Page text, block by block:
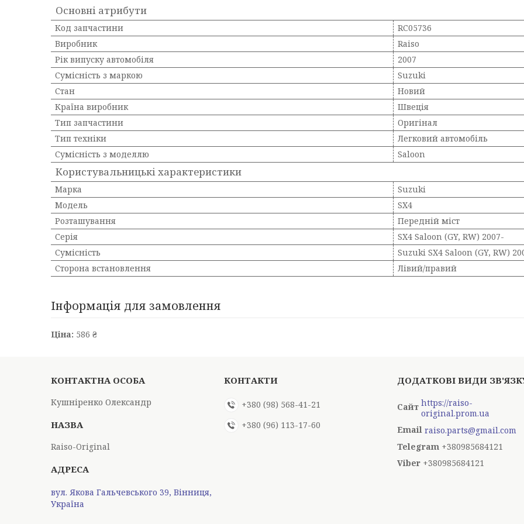
Основні атрибути
Код запчастини
RC05736
Виробник
Raiso
Рік випуску автомобіля
2007
Сумісність з маркою
Suzuki
Стан
Новий
Країна виробник
Швеція
Тип запчастини
Оригінал
Тип техніки
Легковий автомобіль
Сумісність з моделлю
Saloon
Користувальницькі характеристики
Марка
Suzuki
Мoдель
SX4
Розташування
Передній міст
Серія
SX4 Saloon (GY, RW) 2007-
Сумісність
Suzuki SX4 Saloon (GY, RW)
Сторона встановлення
Лівий/правий
Інформація для замовлення
Ціна: 586 ₴
Кушніренко Олександр
Raiso-Original
вул. Якова Гальчевського 39, Вінниця,
Україна
+380 (98) 568-41-21
+380 (96) 113-17-60
https://raiso-
original.prom.ua
raiso.parts@gmail.com
+380985684121
+380985684121